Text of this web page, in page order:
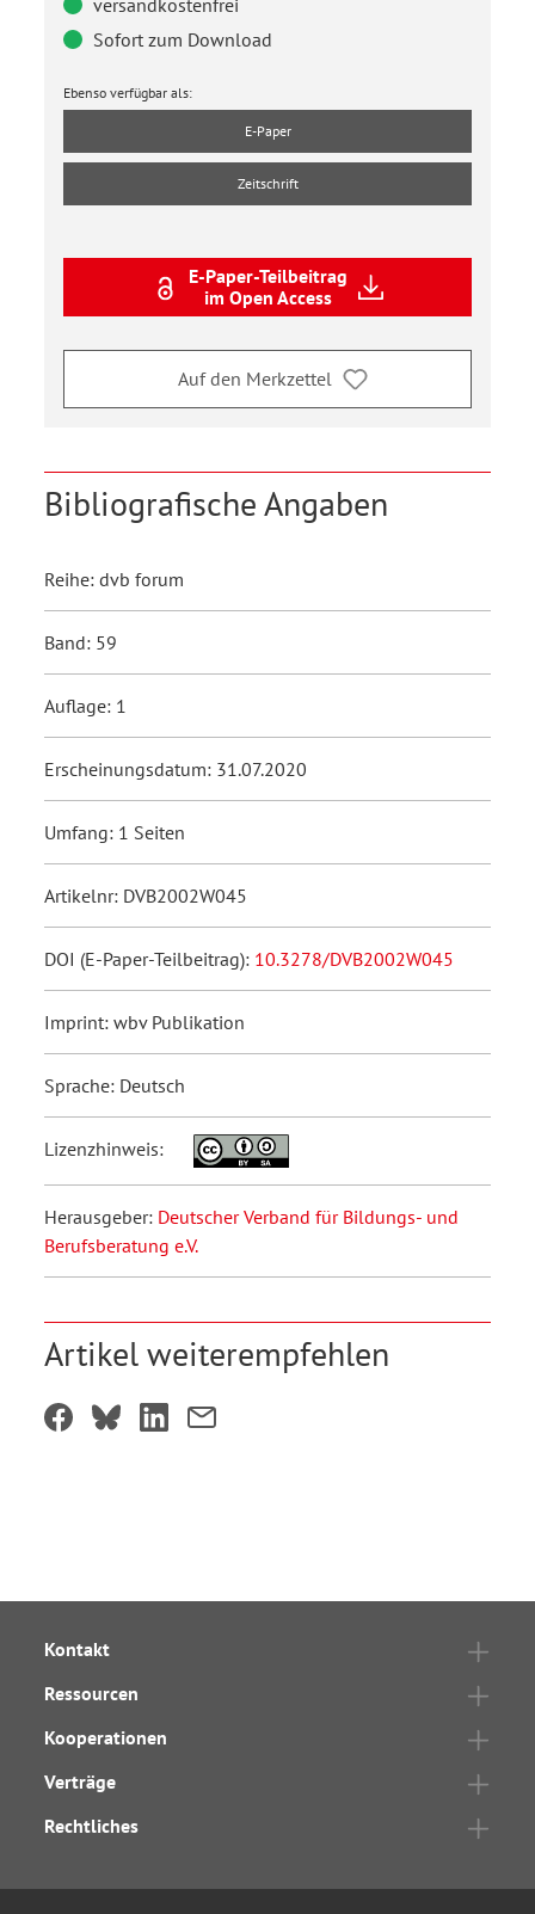
Sofort zum Download
Ebenso verfügbar als:
E-Paper
Zeitschrift
E-Paper-Teilbeitrag
im Open Access
Auf den Merkzettel
Bibliografische Angaben
Reihe: dvb forum
Band: 59
Auflage: 1
Erscheinungsdatum: 31.07.2020
Umfang: 1 Seiten
Artikelnr: DVB2002W045
DOI (E-Paper-Teilbeitrag): 10.3278/DVB2002W045
Imprint: wbv Publikation
Sprache: Deutsch
Lizenzhinweis:
Herausgeber: Deutscher Verband für Bildungs- und
Berufsberatung e.V.
Artikel weiterempfehlen
Kontakt
Ressourcen
Kooperationen
Verträge
Rechtliches